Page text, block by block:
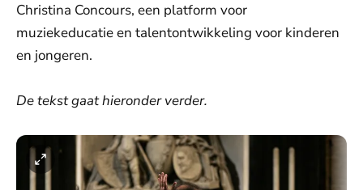
Christina Concours, een platform voor
muziekeducatie en talentontwikkeling voor kinderen
en jongeren.
De tekst gaat hieronder verder.